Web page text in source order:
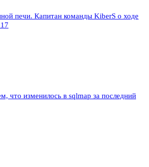
печи. Капитан команды KiberS о ходе
что изменилось в sqlmap за последний